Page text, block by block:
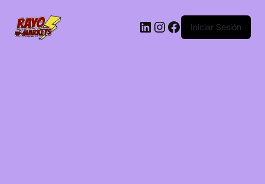
LinkedIn
Instagram
Facebook
Iniciar Sesión